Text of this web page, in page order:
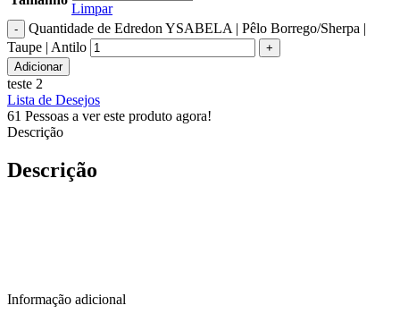
Limpar
Quantidade de Edredon YSABELA | Pêlo Borrego/Sherpa |
Taupe | Antilo
Adicionar
teste 2
Lista de Desejos
61 Pessoas a ver este produto agora!
Descrição
Descrição
Informação adicional